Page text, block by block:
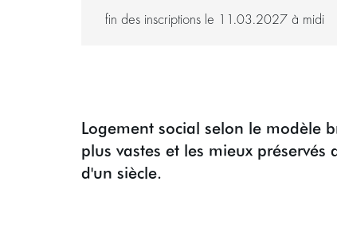
fin des inscriptions le 11.03.2027 à midi
Logement social selon le modèle
plus vastes et les mieux
d'un siècle.